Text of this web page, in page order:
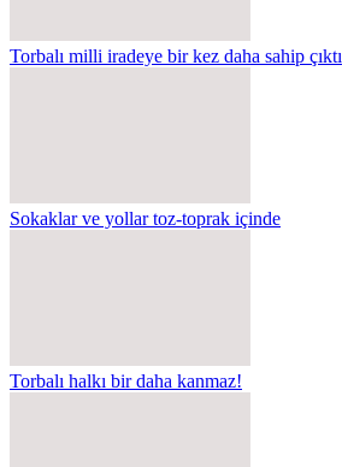
Torbalı milli iradeye bir kez daha sahip çıktı
Sokaklar ve yollar toz-toprak içinde
Torbalı halkı bir daha kanmaz!